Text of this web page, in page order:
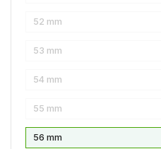
NAUTICA
Lacoste
Kenzo
Carrera
G-Star RAW
52 mm
53 mm
54 mm
55 mm
56 mm